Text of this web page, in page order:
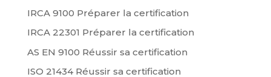
IRCA 9100 Préparer la certification
IRCA 22301 Préparer la certification
AS EN 9100 Réussir sa certification
ISO 21434 Réussir sa certification